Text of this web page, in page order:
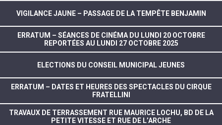
VIGILANCE JAUNE – PASSAGE DE LA TEMPÊTE BENJAMIN
ERRATUM – SÉANCES DE CINÉMA DU LUNDI 20 OCTOBRE
REPORTÉES AU LUNDI 27 OCTOBRE 2025
ELECTIONS DU CONSEIL MUNICIPAL JEUNES
ERRATUM – DATES ET HEURES DES SPECTACLES DU CIRQUE
FRATELLINI
TRAVAUX DE TERRASSEMENT RUE MAURICE LOCHU, BD DE LA
PETITE VITESSE ET RUE DE L’ARCHE